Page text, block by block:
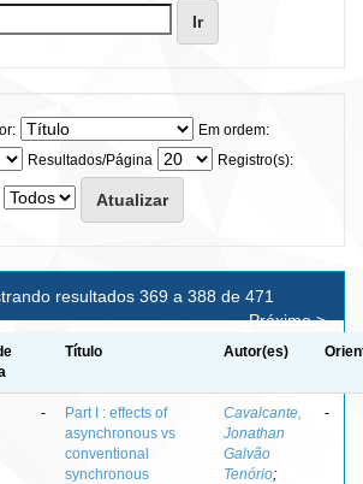
Em ordem:
Resultados/Página
Registro(s):
resultados 369 a 388 de 471
Próximo >
Título Autor(es)
-
Part I : effects of
asynchronous vs
conventional
synchronous
Cavalcante,
Jonathan
Galvão
Tenório;
-